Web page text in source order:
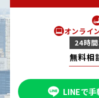
オンライ
24時
無料相
LINEで